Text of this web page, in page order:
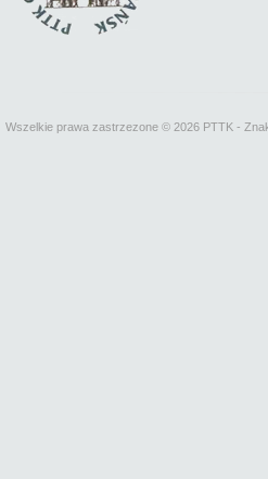
Wszelkie prawa zastrzezone © 2026 PTTK -